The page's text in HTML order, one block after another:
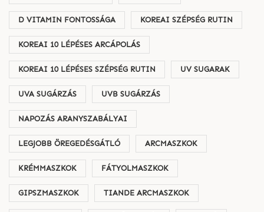
D VITAMIN FONTOSSÁGA KOREAI SZÉPSÉG RUTIN
KOREAI 10 LÉPÉSES ARCÁPOLÁS
KOREAI 10 LÉPÉSES SZÉPSÉG RUTIN UV SUGARAK
UVA SUGÁRZÁS UVB SUGÁRZÁS
NAPOZÁS ARANYSZABÁLYAI
LEGJOBB ÖREGEDÉSGÁTLÓ ARCMASZKOK
KRÉMMASZKOK FÁTYOLMASZKOK
GIPSZMASZKOK TIANDE ARCMASZKOK